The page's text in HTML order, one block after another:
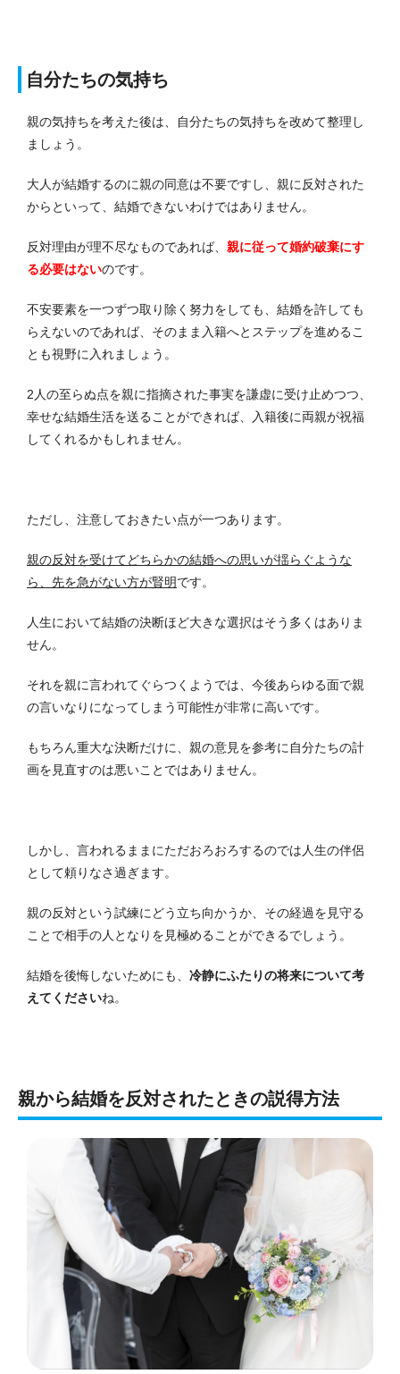
自分たちの気持ち
親の気持ちを考えた後は、自分たちの気持ちを改めて整理し
ましょう。
大人が結婚するのに親の同意は不要ですし、親に反対された
からといって、結婚できないわけではありません。
反対理由が理不尽なものであれば、 親に従って婚約破棄にす
る必要はないのです。
不安要素を一つずつ取り除く努力をしても、結婚を許しても
らえないのであれば、そのまま入籍へとステップを進めるこ
とも視野に入れましょう。
2人の至らぬ点を親に指摘された事実を謙虚に受け止めつつ、
幸せな結婚生活を送ることができれば、入籍後に両親が祝福
してくれるかもしれません。
ただし、注意しておきたい点が一つあります。
親の反対を受けてどちらかの結婚への思いが揺らぐような
ら、先を急がない方が賢明です。
人生において結婚の決断ほど大きな選択はそう多くはありま
せん。
それを親に言われてぐらつくようでは、今後あらゆる面で親
の言いなりになってしまう可能性が非常に高いです。
もちろん重大な決断だけに、親の意見を参考に自分たちの計
画を見直すのは悪いことではありません。
しかし、言われるままにただおろおろするのでは人生の伴侶
として頼りなさ過ぎます。
親の反対という試練にどう立ち向かうか、その経過を見守る
ことで相手の人となりを見極めることができるでしょう。
結婚を後悔しないためにも、 冷静にふたりの将来について考
えてくださいね。
親から結婚を反対されたときの説得方法